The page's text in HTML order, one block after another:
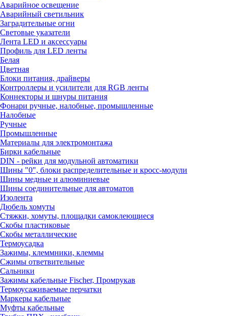
Аварийное освещение
Аварийный светильник
Заградительные огни
Световые указатели
Лента LED и аксессуары
Профиль для LED ленты
Белая
Цветная
Блоки питания, драйверы
Контроллеры и усилители для RGB ленты
Коннекторы и шнуры питания
Фонари ручные, налобные, промышленные
Налобные
Ручные
Промышленные
Материалы для электромонтажа
Бирки кабельные
DIN - рейки для модульной автоматики
Шины "0", блоки распределительные и кросс-модули
Шины медные и алюминиевые
Шины соединительные для автоматов
Изолента
Дюбель хомуты
Стяжки, хомуты, площадки самоклеющиеся
Скобы пластиковые
Скобы металлические
Термоусадка
Зажимы, клеммники, клеммы
Сжимы ответвительные
Сальники
Зажимы кабельные Fischer, Промрукав
Термоусаживаемые перчатки
Маркеры кабельные
Муфты кабельные